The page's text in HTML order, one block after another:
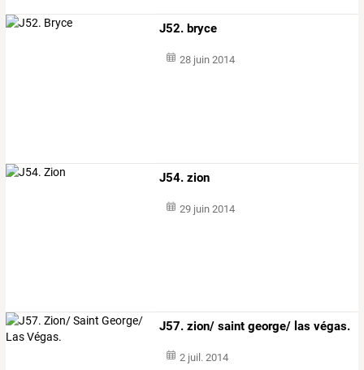
J52. bryce
28 juin 2014
J54. zion
29 juin 2014
J57. zion/ saint george/ las végas.
2 juil. 2014